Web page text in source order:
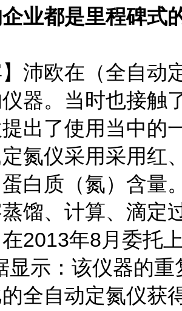
业都是里程碑式
】沛欧在（全自动
器。当时也接触
出了使用当中的
氮仪采用采用红
白质（氮）含量
蒸馏、计算、滴定
2013年8月委托
显示：该仪器的
全自动定氮仪获